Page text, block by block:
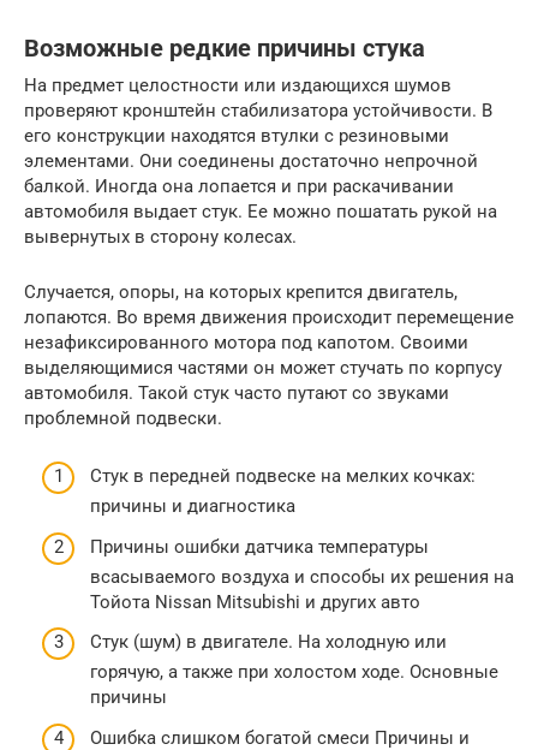
Возможные редкие причины стука
На предмет целостности или издающихся шумов
проверяют кронштейн стабилизатора устойчивости. В
его конструкции находятся втулки с резиновыми
элементами. Они соединены достаточно непрочной
балкой. Иногда она лопается и при раскачивании
автомобиля выдает стук. Ее можно пошатать рукой на
вывернутых в сторону колесах.
Случается, опоры, на которых крепится двигатель,
лопаются. Во время движения происходит перемещение
незафиксированного мотора под капотом. Своими
выделяющимися частями он может стучать по корпусу
автомобиля. Такой стук часто путают со звуками
проблемной подвески.
Стук в передней подвеске на мелких кочках:
причины и диагностика
Причины ошибки датчика температуры
всасываемого воздуха и способы их решения на
Тойота Nissan Mitsubishi и других авто
Стук (шум) в двигателе. На холодную или
горячую, а также при холостом ходе. Основные
причины
Ошибка слишком богатой смеси Причины и